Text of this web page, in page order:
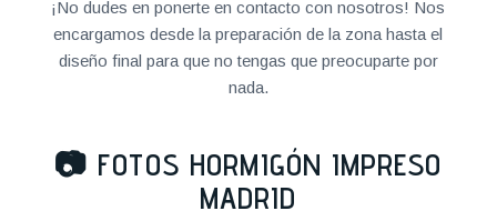
¡No dudes en ponerte en contacto con nosotros! Nos
encargamos desde la preparación de la zona hasta el
diseño final para que no tengas que preocuparte por
nada.
📷 FOTOS HORMIGÓN IMPRESO
MADRID